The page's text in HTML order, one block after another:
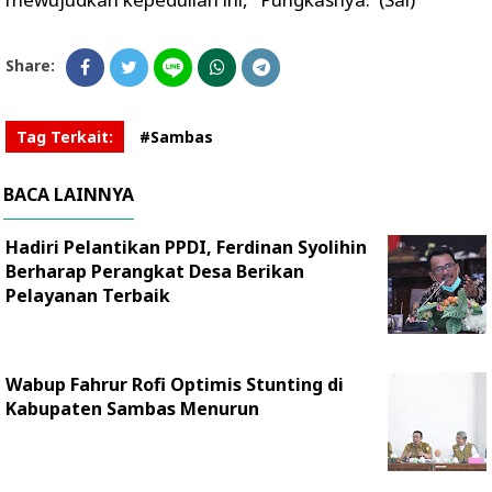
Share:
Tag Terkait: #Sambas
BACA LAINNYA
Hadiri Pelantikan PPDI, Ferdinan Syolihin
Berharap Perangkat Desa Berikan
Pelayanan Terbaik
Wabup Fahrur Rofi Optimis Stunting di
Kabupaten Sambas Menurun